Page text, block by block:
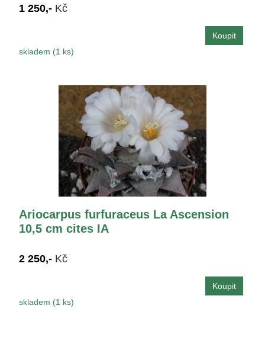
1 250,- Kč
skladem (1 ks)
Ariocarpus furfuraceus La Ascension
10,5 cm cites IA
2 250,- Kč
skladem (1 ks)